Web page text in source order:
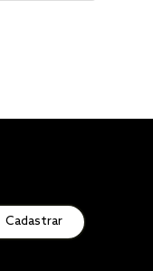
Cadastrar